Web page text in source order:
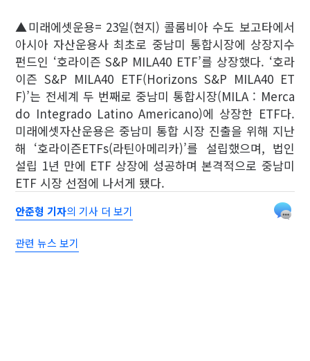
▲미래에셋운용= 23일(현지) 콜롬비아 수도 보고타에서
아시아 자산운용사 최초로 중남미 통합시장에 상장지수
펀드인 ‘호라이즌 S&P MILA40 ETF’를 상장했다. ‘호라
이즌 S&P MILA40 ETF(Horizons S&P MILA40 ET
F)’는 전세계 두 번째로 중남미 통합시장(MILA : Merca
do Integrado Latino Americano)에 상장한 ETF다.
미래에셋자산운용은 중남미 통합 시장 진출을 위해 지난
해 ‘호라이즌ETFs(라틴아메리카)’를 설립했으며, 법인
설립 1년 만에 ETF 상장에 성공하며 본격적으로 중남미
ETF 시장 선점에 나서게 됐다.
안준형 기자의 기사 더 보기
관련 뉴스 보기